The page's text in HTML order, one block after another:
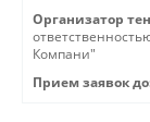
Организатор
Компани"
Прием заявок